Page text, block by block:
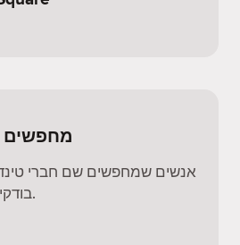
מחפשים
אנשים שמחפשים שם חברי
בודקים גם בערים האלה.